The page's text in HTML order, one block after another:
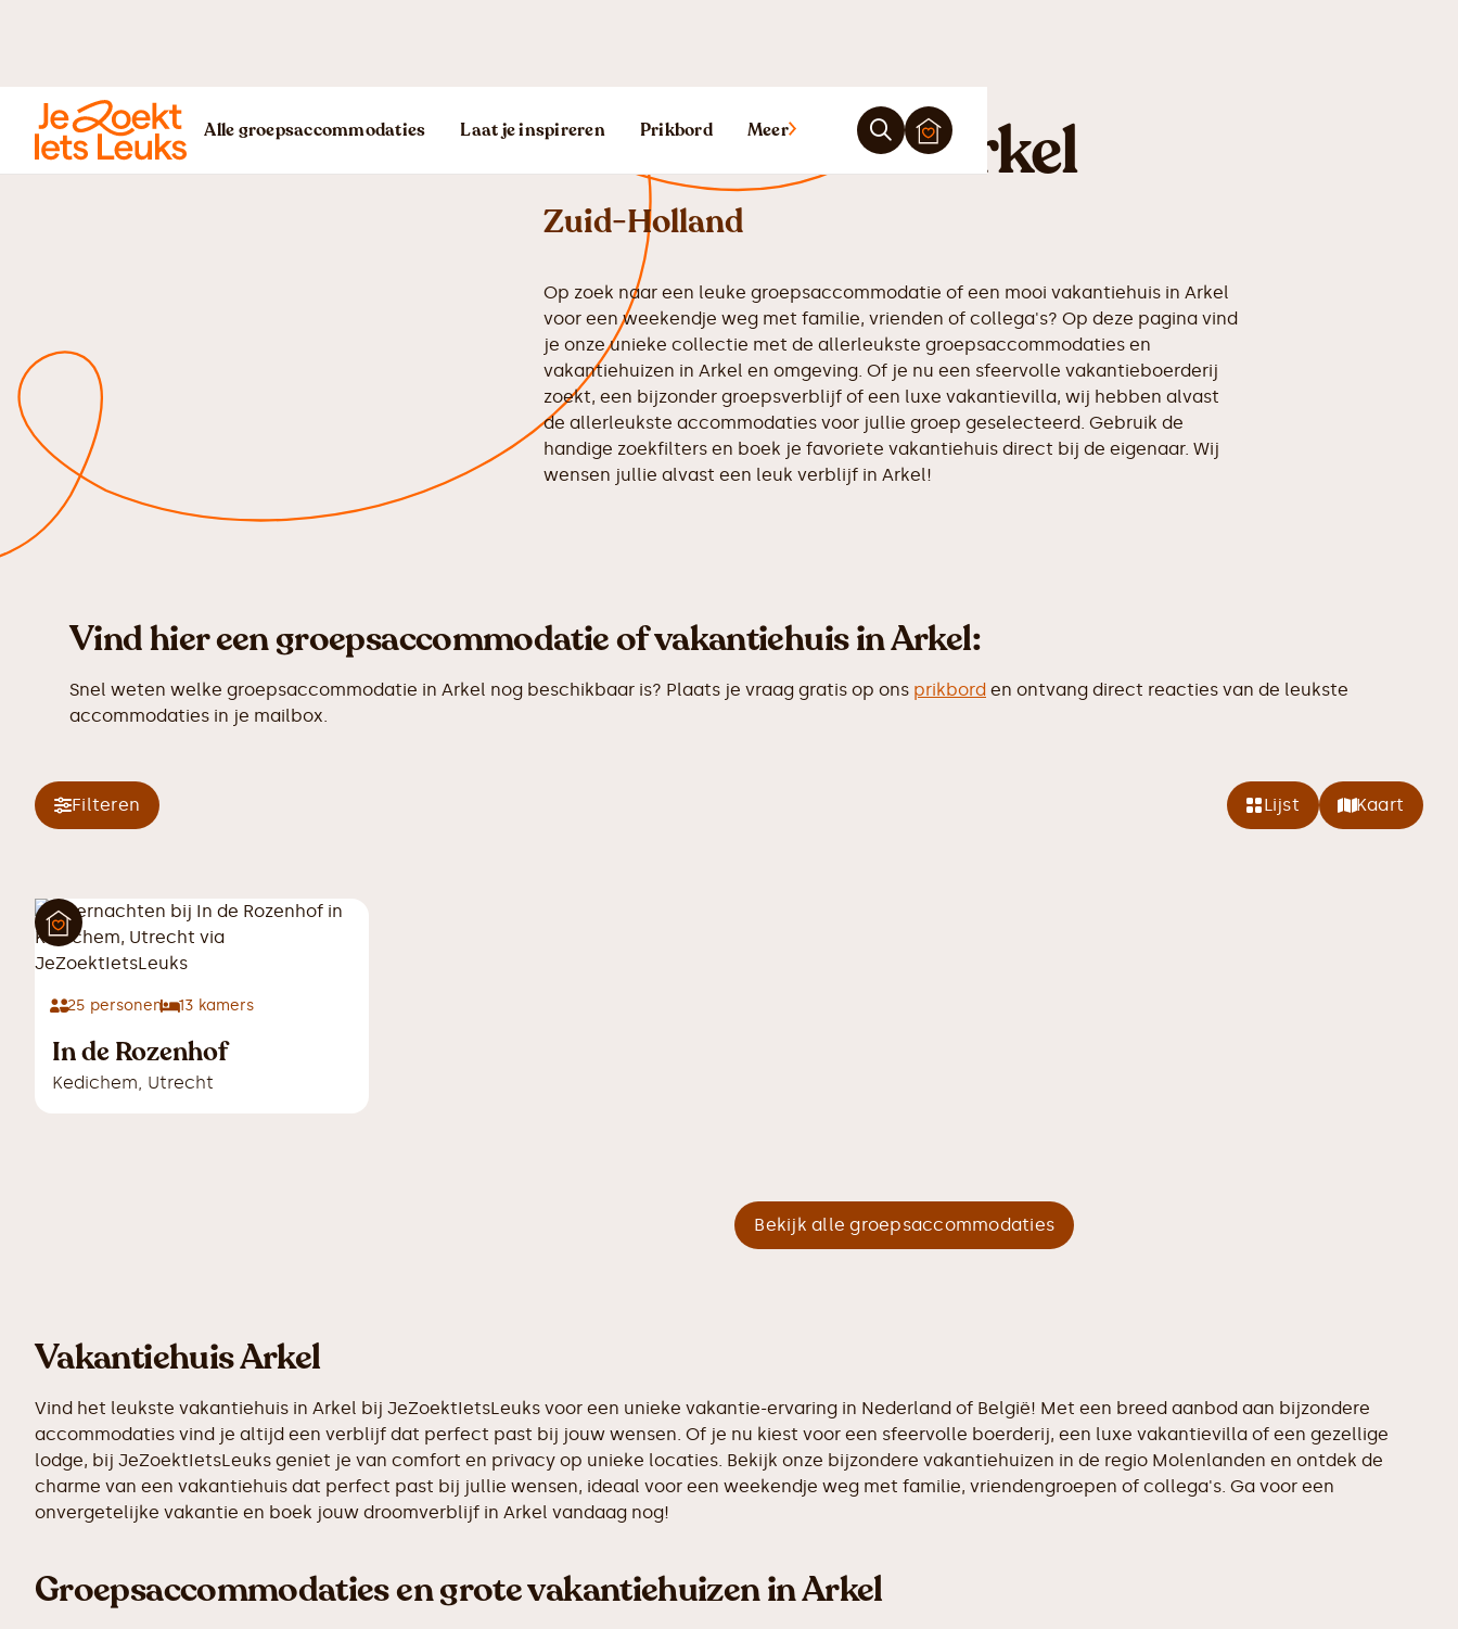
Alle groepsaccommodaties Laat je inspireren Prikbord Meer
Vakantiehuis Arkel
Zuid-Holland
Op zoek naar een leuke groepsaccommodatie of een mooi vakantiehuis in Arkel
voor een weekendje weg met familie, vrienden of collega's? Op deze pagina vind
je onze unieke collectie met de allerleukste groepsaccommodaties en
vakantiehuizen in Arkel en omgeving. Of je nu een sfeervolle vakantieboerderij
zoekt, een bijzonder groepsverblijf of een luxe vakantievilla, wij hebben alvast
de allerleukste accommodaties voor jullie groep geselecteerd. Gebruik de
handige zoekfilters en boek je favoriete vakantiehuis direct bij de eigenaar. Wij
wensen jullie alvast een leuk verblijf in Arkel!
Vind hier een groepsaccommodatie of vakantiehuis in Arkel:
Snel weten welke groepsaccommodatie in Arkel nog beschikbaar is? Plaats je vraag gratis op ons prikbord en ontvang direct reacties van de leukste
accommodaties in je mailbox.
Filteren Lijst Kaart
25 personen 13 kamers
In de Rozenhof
Kedichem, Utrecht
Bekijk alle groepsaccommodaties
Vakantiehuis Arkel
Vind het leukste vakantiehuis in Arkel bij JeZoektIetsLeuks voor een unieke vakantie-ervaring in Nederland of België! Met een breed aanbod aan bijzondere
accommodaties vind je altijd een verblijf dat perfect past bij jouw wensen. Of je nu kiest voor een sfeervolle boerderij, een luxe vakantievilla of een gezellige
lodge, bij JeZoektIetsLeuks geniet je van comfort en privacy op unieke locaties. Bekijk onze bijzondere vakantiehuizen in de regio Molenlanden en ontdek de
charme van een vakantiehuis dat perfect past bij jullie wensen, ideaal voor een weekendje weg met familie, vriendengroepen of collega's. Ga voor een
onvergetelijke vakantie en boek jouw droomverblijf in Arkel vandaag nog!
Groepsaccommodaties en grote vakantiehuizen in Arkel